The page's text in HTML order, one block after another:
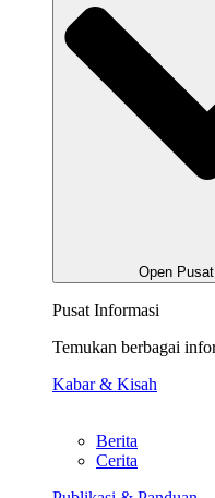
Open
Pusat Informasi
Temukan berbagai
Kabar & Kisah
Berita
Cerita